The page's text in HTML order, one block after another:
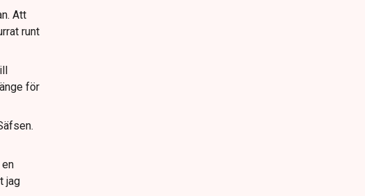
Att
runt
för
jag